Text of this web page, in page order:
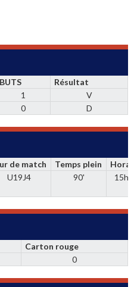
BUTS
Résultat
1
V
0 D
de match Temps plein
U19J4 90'
Carton rouge
0